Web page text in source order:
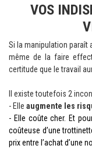
VOS
Si la manipulation
même de la faire
certitude que le travail
Il existe toutefois 2
- Elle augmente les
- Elle coûte cher. Et
coûteuse d’une
prix entre l’achat d’une